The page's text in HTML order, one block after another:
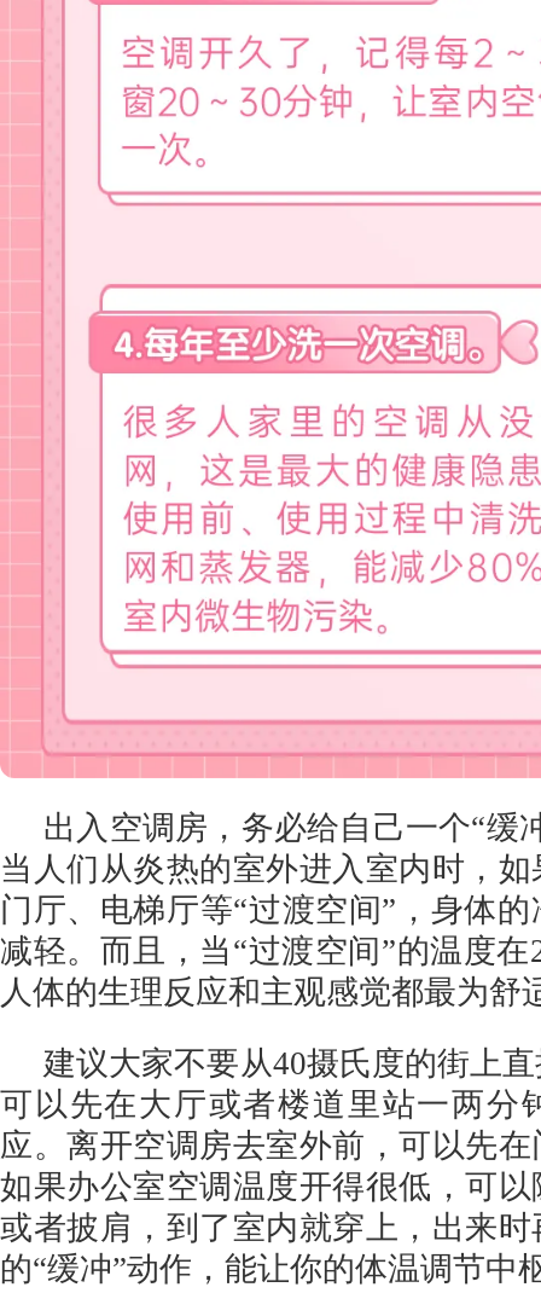
出入空调房，务必给自己一个“缓
当人们从炎热的室外进入室内时，
门厅、电梯厅等“过渡空间”，身体
减轻。而且，当“过渡空间”的温度
人体的生理反应和主观感觉都最为舒
建议大家不要从40摄氏度的街上
可以先在大厅或者楼道里站一两分
应。离开空调房去室外前，可以先
如果办公室空调温度开得很低，可
或者披肩，到了室内就穿上，出来
的“缓冲”动作，能让你的体温调节中